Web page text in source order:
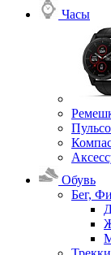
Часы
Обувь
Бег,